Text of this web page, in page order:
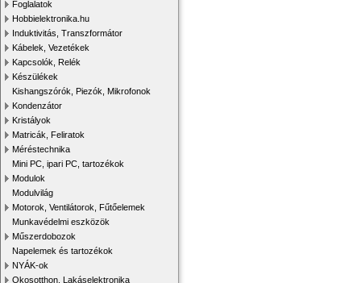
Foglalatok
Hobbielektronika.hu
Induktivitás, Transzformátor
Kábelek, Vezetékek
Kapcsolók, Relék
Készülékek
Kishangszórók, Piezók, Mikrofonok
Kondenzátor
Kristályok
Matricák, Feliratok
Méréstechnika
Mini PC, ipari PC, tartozékok
Modulok
Modulvilág
Motorok, Ventilátorok, Fűtőelemek
Munkavédelmi eszközök
Műszerdobozok
Napelemek és tartozékok
NYÁK-ok
Okosotthon, Lakáselektronika